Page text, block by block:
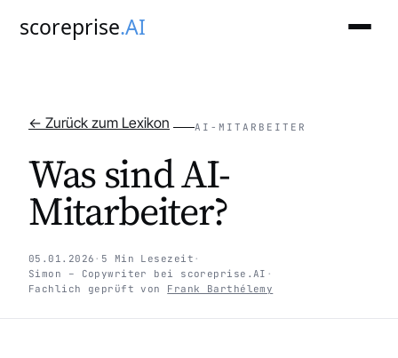
scoreprise.AI
← Zurück zum Lexikon AI-MITARBEITER
Was sind AI-
Mitarbeiter?
05.01.2026 · 5 Min Lesezeit ·
Simon – Copywriter bei scoreprise.AI ·
Fachlich geprüft von Frank Barthélemy